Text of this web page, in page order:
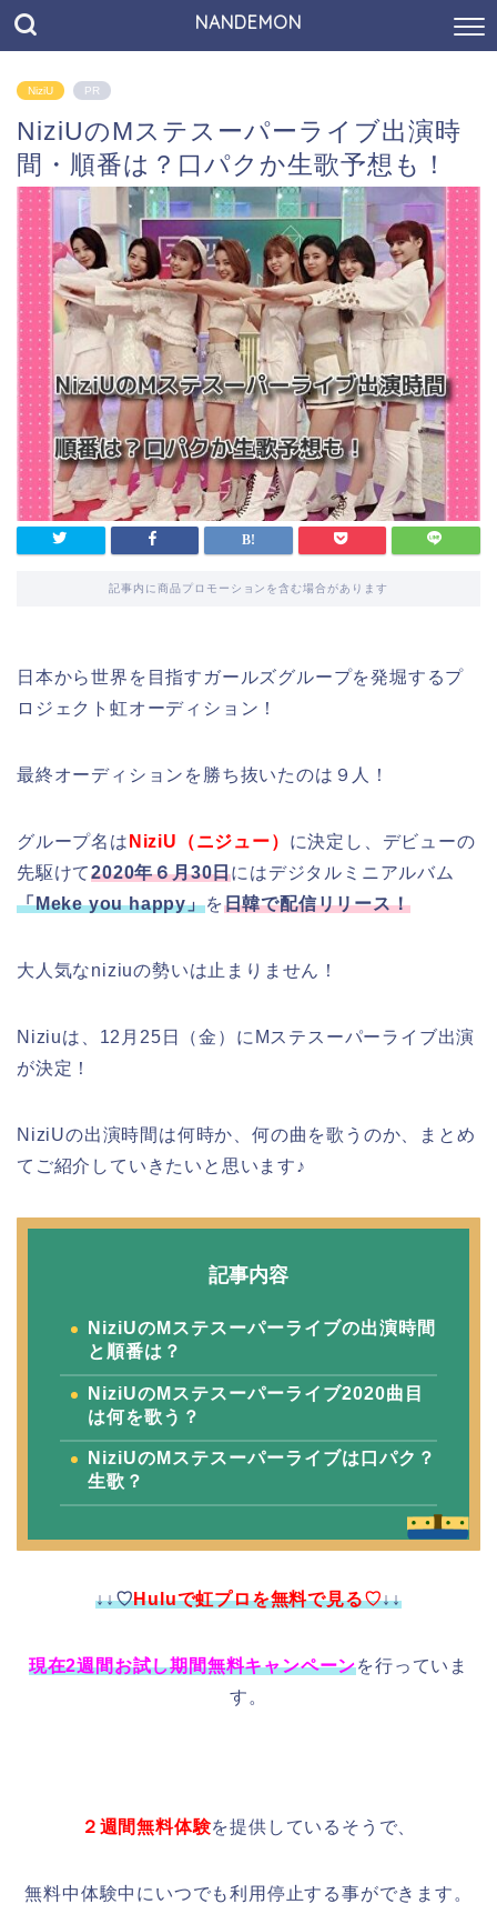
NANDEMON
NiziU PR
NiziUのMステスーパーライブ出演時
間・順番は？口パクか生歌予想も！
記事内に商品プロモーションを含む場合があります
日本から世界を目指すガールズグループを発堀するプ
ロジェクト虹オーディション！
最終オーディションを勝ち抜いたのは９人！
グループ名は NiziU（ニジュー） に決定し、デビューの
先駆けて2020年６月30日にはデジタルミニアルバム
「Meke you happy」を日韓で配信リリース！
大人気なniziuの勢いは止まりません！
Niziuは、12月25日（金）にMステスーパーライブ出演
が決定！
NiziUの出演時間は何時か、何の曲を歌うのか、まとめ
てご紹介していきたいと思います♪
記事内容
NiziUのMステスーパーライブの出演時間
と順番は？
NiziUのMステスーパーライブ2020曲目
は何を歌う？
NiziUのMステスーパーライブは口パク？
生歌？
↓↓♡Huluで虹プロを無料で見る♡↓↓
現在2週間お試し期間無料キャンペーンを行っていま
す。
２週間無料体験を提供しているそうで、
無料中体験中にいつでも利用停止する事ができます。